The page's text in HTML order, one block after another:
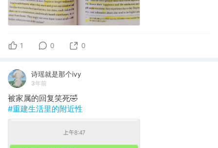
1 0 0
诗瑶就是那个ivy
3年前
被家属的回复笑死🤣
#重建生活里的附近性